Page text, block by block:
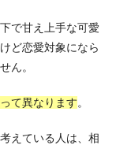
で甘え上手な可愛
ど恋愛対象になら
ん。
て異なります。
えている人は、相